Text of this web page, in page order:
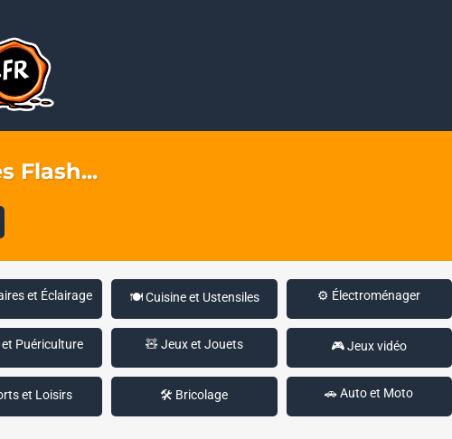
Flash...
et Éclairage 🍽️ Cuisine et Ustensiles ⚙️ Électroménager
et Puériculture 🧸 Jeux et Jouets 🎮 Jeux vidéo
et Loisirs 🛠️ Bricolage 🚗 Auto et Moto